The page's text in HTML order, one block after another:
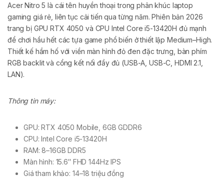
Acer Nitro 5 là cái tên huyền thoại trong phân khúc laptop
gaming giá rẻ, liên tục cải tiến qua từng năm. Phiên bản 2026
trang bị GPU RTX 4050 và CPU Intel Core i5-13420H đủ mạnh
để chơi hầu hết các tựa game phổ biến ở thiết lập Medium–High.
Thiết kế hầm hố với viền màn hình đỏ đen đặc trưng, bàn phím
RGB backlit và cổng kết nối đầy đủ (USB-A, USB-C, HDMI 2.1,
LAN).
Thông tin máy:
GPU: RTX 4050 Mobile, 6GB GDDR6
CPU: Intel Core i5-13420H
RAM: 8–16GB DDR5
Màn hình: 15.6″ FHD 144Hz IPS
Giá tham khảo: 14–18 triệu đồng